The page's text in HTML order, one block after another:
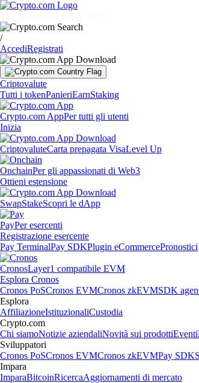
/
AccediRegistrati
Criptovalute
Tutti i tokenPanieriEarnStaking
Crypto.com AppPer tutti gli utenti
Inizia
CriptovaluteCarta prepagata VisaLevel Up
OnchainPer gli appassionati di Web3
Ottieni estensione
SwapStakeScopri le dApp
PayPer esercenti
Registrazione esercente
Pay TerminalPay SDKPlugin eCommercePronostici
CronosLayer1 compatibile EVM
Esplora Cronos
Cronos PoSCronos EVMCronos zkEVMSDK
Esplora
AffiliazioneIstituzionaliCustodia
Crypto.com
Chi siamoNotizie aziendaliNovità sui prodottiEventi
Sviluppatori
Cronos PoSCronos EVMCronos zkEVMPay SDK
Impara
ImparaBitcoinRicercaAggiornamenti di mercato